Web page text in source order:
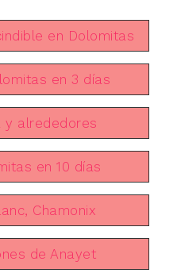
en Dolomitas
en 3 días
y alrededores
en 10 días
Chamonix
de Anayet